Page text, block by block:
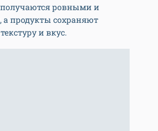
ровными и
продукты сохраняют
и вкус.